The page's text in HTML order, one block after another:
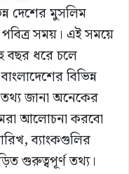
দেশের মুসলিম
সময়। এই সময়ে
বছর ধরে চলে
বিভিন্ন
জানা অনেকের
আলোচনা করবো
ব্যাংকগুলির
গুরুত্বপূর্ণ তথ্য।